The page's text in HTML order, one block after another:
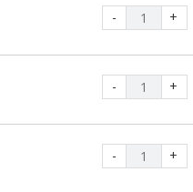
- +
- +
- +